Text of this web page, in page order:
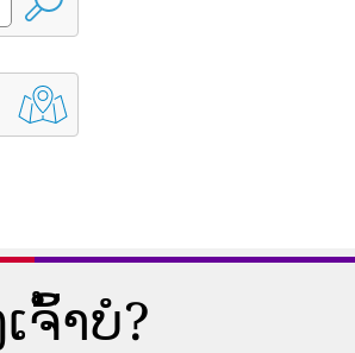
ຈົ້າບໍ?